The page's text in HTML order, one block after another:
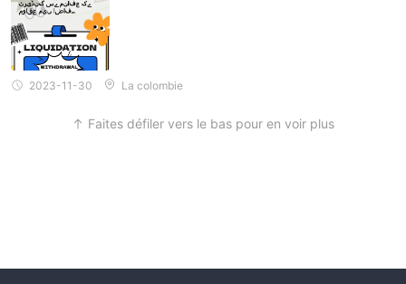
2023-11-30 La colombie
Faites défiler vers le bas pour en voir plus